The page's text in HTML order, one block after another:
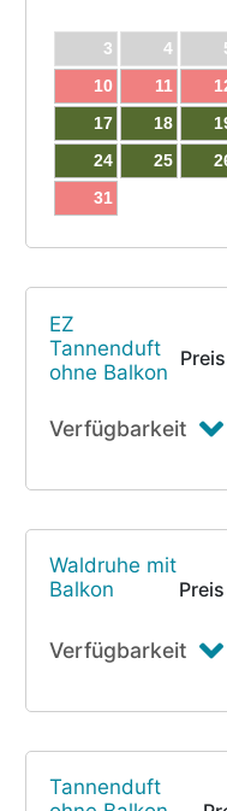
3
4
10
11
17
18
24
25
31
EZ
Tannenduft
ohne Balkon
Verfügbarkeit
Waldruhe mit
Balkon
Verfügbarkeit
Tannenduft